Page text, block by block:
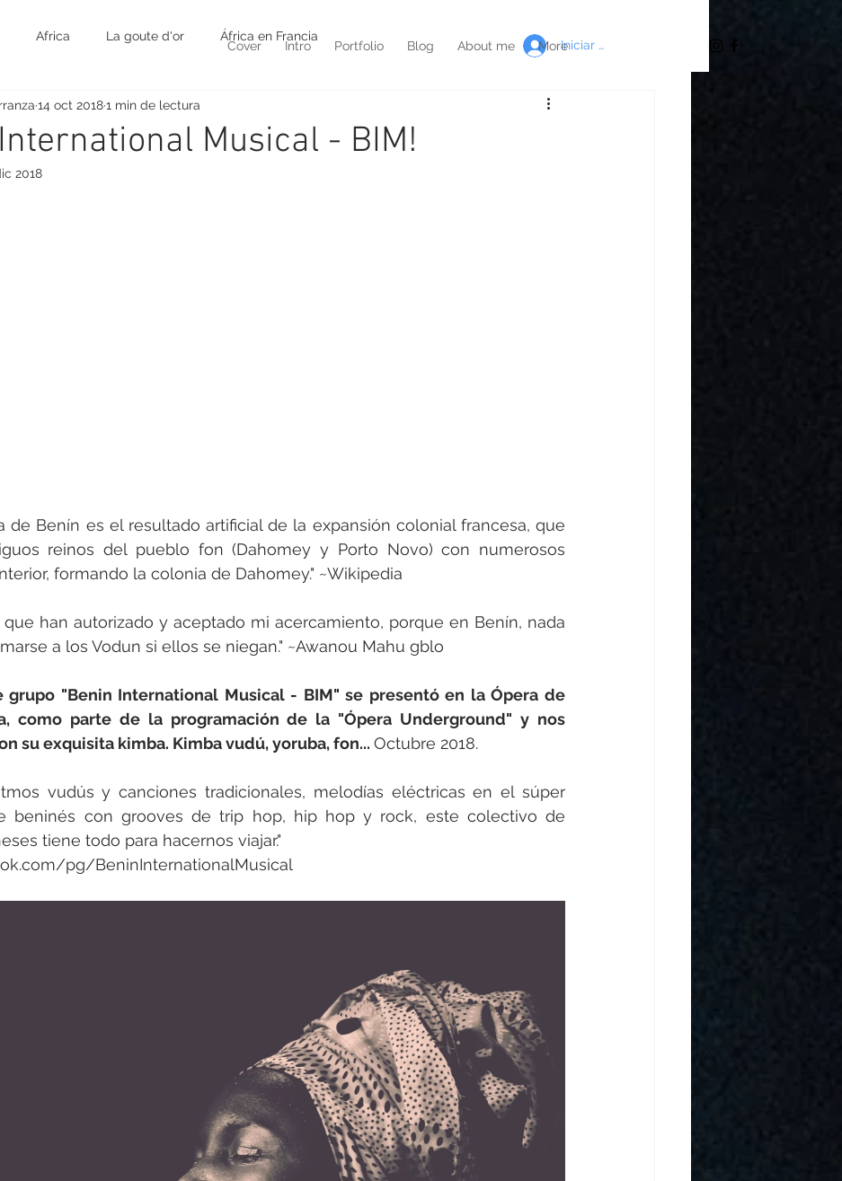
Cover Intro Portfolio Blog About me MoreIniciar sesión
Africa La goute d'or África en Francia
Musical - BIM!
14 oct 20181 min de lectura
2018
de Benín es el resultado artificial de la expansión colonial francesa, que
reinos del pueblo fon (Dahomey y Porto Novo) con numerosos
formando la colonia de Dahomey." ~Wikipedia
que han autorizado y aceptado mi acercamiento, porque en Benín, nada
a los Vodun si ellos se niegan." ~Awanou Mahu gblo
grupo "Benin International Musical - BIM" se presentó en la Ópera de
como parte de la programación de la "Ópera Underground" y nos
su exquisita kimba. Kimba vudú, yoruba, fon... Octubre 2018.
vudús y canciones tradicionales, melodías eléctricas en el súper
beninés con grooves de trip hop, hip hop y rock, este colectivo de
tiene todo para hacernos viajar."
pg/BeninInternationalMusical